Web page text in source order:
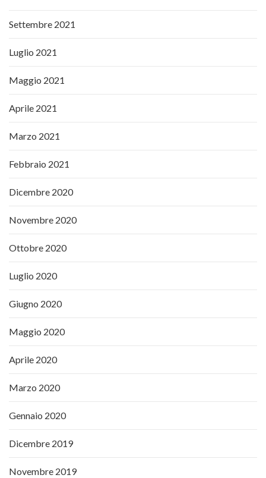
Settembre 2021
Luglio 2021
Maggio 2021
Aprile 2021
Marzo 2021
Febbraio 2021
Dicembre 2020
Novembre 2020
Ottobre 2020
Luglio 2020
Giugno 2020
Maggio 2020
Aprile 2020
Marzo 2020
Gennaio 2020
Dicembre 2019
Novembre 2019